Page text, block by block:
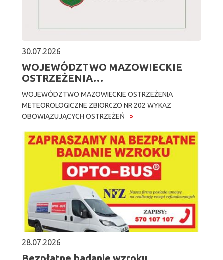
30.07.2026
WOJEWÓDZTWO MAZOWIECKIE
OSTRZEŻENIA…
WOJEWÓDZTWO MAZOWIECKIE OSTRZEŻENIA
METEOROLOGICZNE ZBIORCZO NR 202 WYKAZ
OBOWIĄZUJĄCYCH OSTRZEŻEŃ
28.07.2026